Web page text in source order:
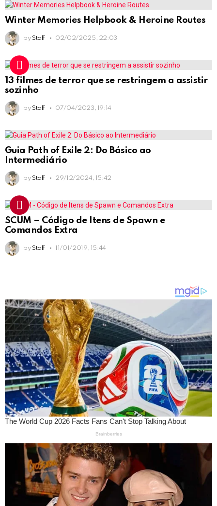
Winter Memories Helpbook & Heroine Routes
by Staff 02/02/2025, 22:03
13 filmes de terror que se restringem a assistir
sozinho
by Staff 07/04/2023, 19:14
Guia Path of Exile 2: Do Básico ao
Intermediário
by Staff 29/12/2024, 15:42
SCUM – Código de Itens de Spawn e
Comandos Extra
by Staff 11/01/2019, 15:44